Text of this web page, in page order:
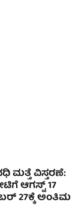
ಮತ್ತೆ ವಿಸ್ತರಣೆ:
ಆಗಸ್ಟ್ 17
27ಕ್ಕೆ ಅಂತಿಮ